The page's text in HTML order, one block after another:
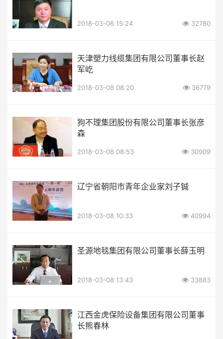
2018-03-06 15:24 32780
天津塑力线缆集团有限公司董事长赵
军屹
2018-03-08 08:20 36779
狗不理集团股份有限公司董事长张彦
森
2018-03-08 08:53 30909
辽宁省朝阳市青年企业家刘子铖
2018-03-08 10:33 40994
圣源地毯集团有限公司董事长薛玉明
2018-03-08 13:43 33883
江西金虎保险设备集团有限公司董事
长熊春林